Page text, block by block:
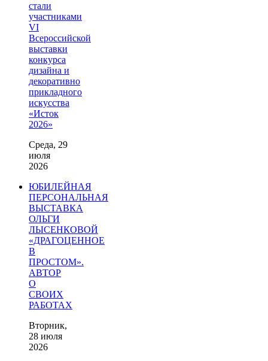
стали
участниками
VI
Всероссийской
выставки
конкурса
дизайна и
декоративно
прикладного
искусства
«Исток
2026»
Среда, 29
июля
2026
ЮБИЛЕЙНАЯ
ПЕРСОНАЛЬНАЯ
ВЫСТАВКА
ОЛЬГИ
ЛЫСЕНКОВОЙ
«ДРАГОЦЕННОЕ
В
ПРОСТОМ».
АВТОР
О
СВОИХ
РАБОТАХ
Вторник,
28 июля
2026